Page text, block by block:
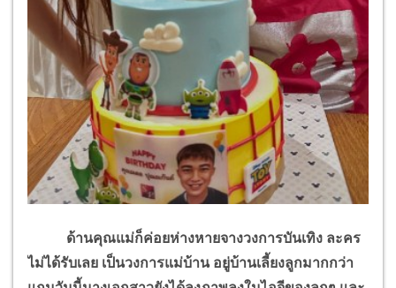
ด้านคุณแม่ก็ค่อยห่างหายจางวงการบันเทิง ละคร
ไม่ได้รับเลย เป็นวงการแม่บ้าน อยู่บ้านเลี้ยงลูกมากกว่า